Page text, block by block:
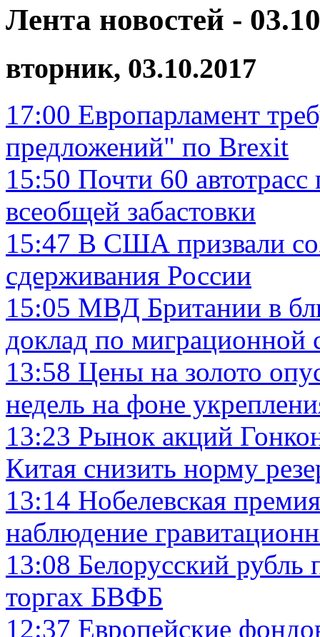
Лента новостей -
вторник, 03.10.2017
17:00 Европарламент
предложений" по Brexit
15:50 Почти 60
всеобщей забастовки
15:47 В США призвали
сдерживания России
15:05 МВД Британии в
доклад по миграционной
13:58 Цены на золото
недель на фоне
13:23 Рынок акций
Китая снизить норму
13:14 Нобелевская
наблюдение
13:08 Белорусский рубль
торгах БВФБ
12:37 Европейские